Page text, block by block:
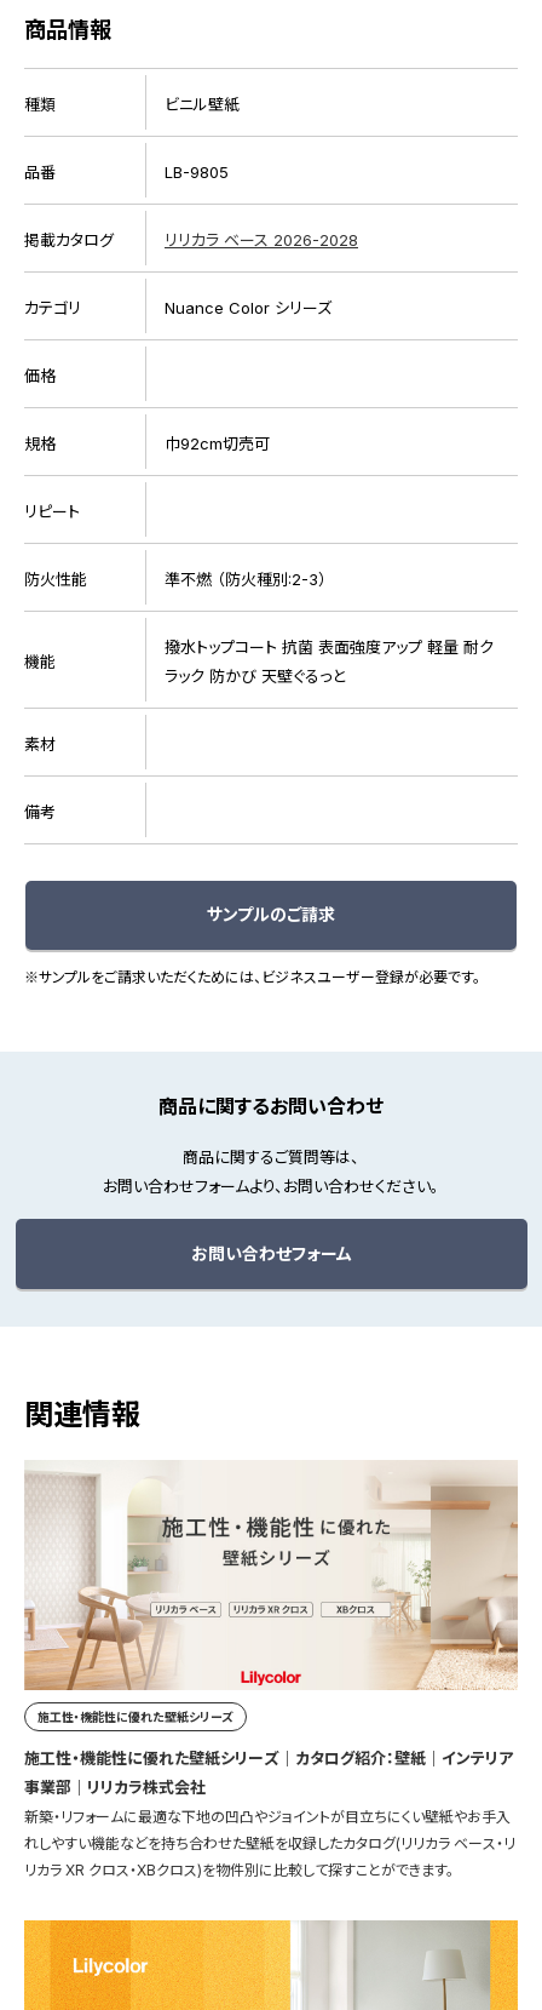
商品情報
種類 ビニル壁紙
品番 LB-9805
掲載カタログ リリカラ ベース 2026-2028
カテゴリ Nuance Color シリーズ
価格
規格 巾92cm切売可
リピート
防火性能 準不燃 （防火種別:2-3）
機能
撥水トップコート 抗菌 表面強度アップ 軽量 耐ク
ラック 防かび 天壁ぐるっと
素材
備考
サンプルのご請求
※サンプルをご請求いただくためには、ビジネスユーザー登録が必要です。
商品に関するお問い合わせ
商品に関するご質問等は、
お問い合わせフォームより、お問い合わせください。
お問い合わせフォーム
関連情報
施工性・機能性に優れた壁紙シリーズ
施工性・機能性に優れた壁紙シリーズ｜カタログ紹介：壁紙｜インテリア
事業部｜リリカラ株式会社
新築・リフォームに最適な下地の凹凸やジョイントが目立ちにくい壁紙やお手入
れしやすい機能などを持ち合わせた壁紙を収録したカタログ(リリカラ ベース・リ
リカラ XR クロス・XBクロス)を物件別に比較して探すことができます。